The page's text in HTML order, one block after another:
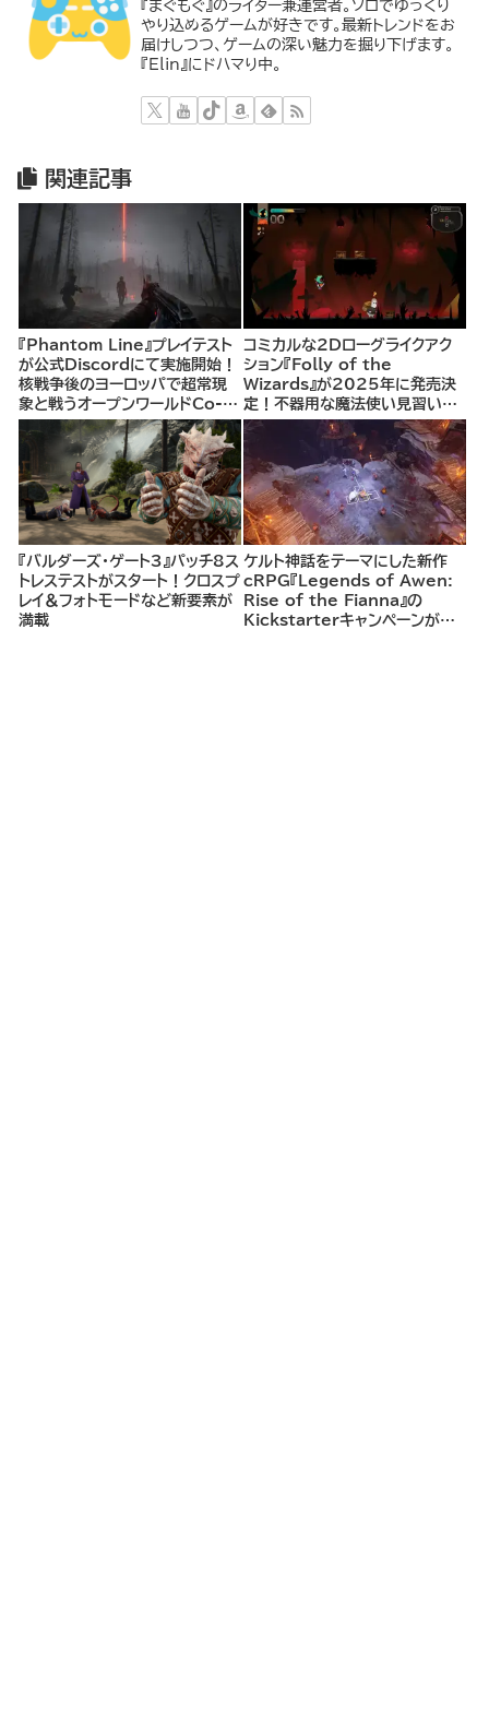
『まぐもぐ』のライター兼運営者。ソロでゆっくり
やり込めるゲームが好きです。最新トレンドをお
届けしつつ、ゲームの深い魅力を掘り下げます。
『Elin』にドハマり中。
関連記事
『Phantom Line』プレイテスト
が公式Discordにて実施開始！
核戦争後のヨーロッパで超常現
象と戦うオープンワールドCo-
opシューター
コミカルな2Dローグライクアク
ション『Folly of the
Wizards』が2025年に発売決
定！不器用な魔法使い見習いと
して、ランダム生成ダンジョンを
探索し、世界を救う冒険へ。
『バルダーズ・ゲート3』パッチ8ス
トレステストがスタート！クロスプ
レイ＆フォトモードなど新要素が
満載
ケルト神話をテーマにした新作
cRPG『Legends of Awen:
Rise of the Fianna』の
Kickstarterキャンペーンがま